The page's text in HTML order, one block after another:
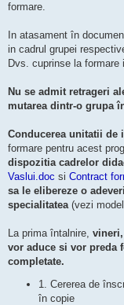
formare.
In atasament în
in cadrul grupei
Dvs. cuprinse la formare
Nu se admit retrageri
mutarea dintr-o grupa
Conducerea unitatii de
formare pentru acest
dispozitia cadrelor
Vaslui.doc si Contract
sa le elibereze o
specialitatea(vezi
La prima întalnire, vineri,
vor aduce si vor preda
completate.
1. Cererea de
în copie